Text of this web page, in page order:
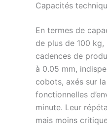
Capacités
En termes de
de plus de 100 kg,
cadences de
à 0.05 mm,
cobots, axés sur
fonctionnelles
minute. Leur
mais moins